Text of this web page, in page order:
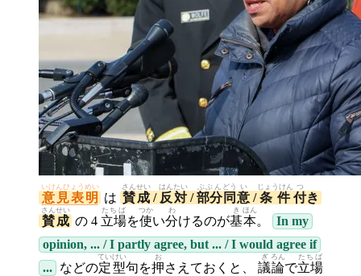
意見表明
いけんひょうめい
は 賛
さん
成
せい
/ 反
はん
対
たい
/部分
ぶぶん
同
どう
意
い
/条件
じょうけん
付
つ
き
賛
さん
成
せい
の 4 立場
たちば
を使
つか
い分
わ
けるのが基
き
本
ほん
。
In my
opinion, ... / I partly agree, but ... / I would agree if
... などの定
てい
型
けい
句を押
お
さえておくと、 議
ぎ
論
ろん
で立場
たちば